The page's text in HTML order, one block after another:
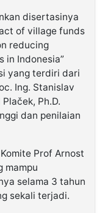
disertasinya
of village funds
reducing
in Indonesia”
yang terdiri dari
Ing. Stanislav
Ph.D.
dan penilaian
Prof Arnost
mampu
selama 3 tahun
sekali terjadi.